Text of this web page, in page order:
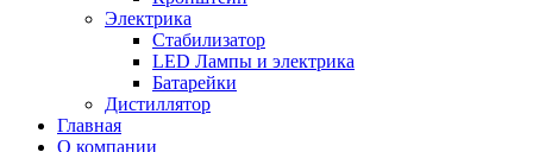
Электрика
Стабилизатор
LED Лампы и электрика
Батарейки
Дистиллятор
Главная
О компании